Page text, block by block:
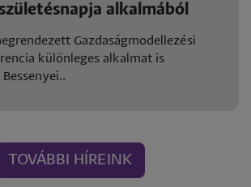
alkalmából
Gazdaságmodellezési
különleges alkalmat is
TOVÁBBI HÍREINK